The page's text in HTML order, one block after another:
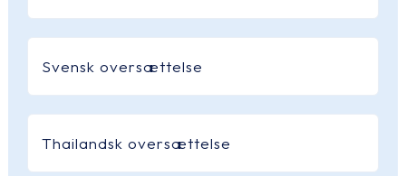
Svensk oversættelse
Thailandsk oversættelse